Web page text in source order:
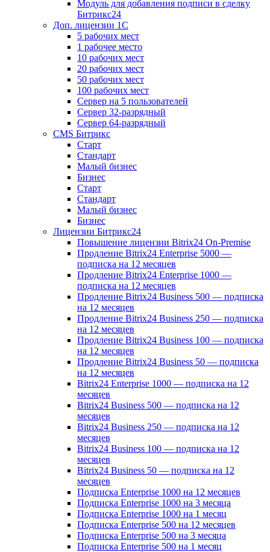
Модуль для добавления подписи в сделку
Битрикс24
Доп. лицензии 1С
5 рабочих мест
1 рабочее место
10 рабочих мест
20 рабочих мест
50 рабочих мест
100 рабочих мест
Сервер на 5 пользователей
Сервер 32-разрядный
Сервер 64-разрядный
CMS Битрикс
Старт
Стандарт
Малый бизнес
Бизнес
Старт
Стандарт
Малый бизнес
Бизнес
Лицензии Битрикс24
Повышение лицензии Bitrix24 On-Premise
Продление Bitrix24 Enterprise 5000 —
подписка на 12 месяцев
Продление Bitrix24 Enterprise 1000 —
подписка на 12 месяцев
Продление Bitrix24 Business 500 — подписка
на 12 месяцев
Продление Bitrix24 Business 250 — подписка
на 12 месяцев
Продление Bitrix24 Business 100 — подписка
на 12 месяцев
Продление Bitrix24 Business 50 — подписка
на 12 месяцев
Bitrix24 Enterprise 1000 — подписка на 12
месяцев
Bitrix24 Business 500 — подписка на 12
месяцев
Bitrix24 Business 250 — подписка на 12
месяцев
Bitrix24 Business 100 — подписка на 12
месяцев
Bitrix24 Business 50 — подписка на 12
месяцев
Подписка Enterprise 1000 на 12 месяцев
Подписка Enterprise 1000 на 3 месяца
Подписка Enterprise 1000 на 1 месяц
Подписка Enterprise 500 на 12 месяцев
Подписка Enterprise 500 на 3 месяца
Подписка Enterprise 500 на 1 месяц